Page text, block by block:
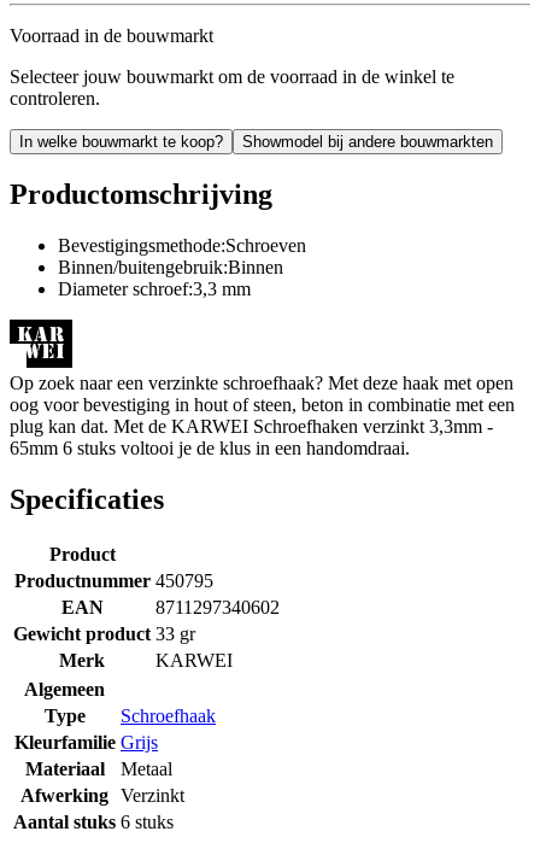
Voorraad in de bouwmarkt
Selecteer jouw bouwmarkt om de voorraad in de winkel te
controleren.
In welke bouwmarkt te koop? Showmodel bij andere bouwmarkten
Productomschrijving
Bevestigingsmethode:Schroeven
Binnen/buitengebruik:Binnen
Diameter schroef:3,3 mm
Op zoek naar een verzinkte schroefhaak? Met deze haak met open
oog voor bevestiging in hout of steen, beton in combinatie met een
plug kan dat. Met de KARWEI Schroefhaken verzinkt 3,3mm -
65mm 6 stuks voltooi je de klus in een handomdraai.
Specificaties
Product
Productnummer 450795
EAN
8711297340602
Gewicht product 33 gr
Merk
KARWEI
Algemeen
Type
Schroefhaak
Kleurfamilie Grijs
Materiaal
Metaal
Afwerking Verzinkt
Aantal stuks 6 stuks